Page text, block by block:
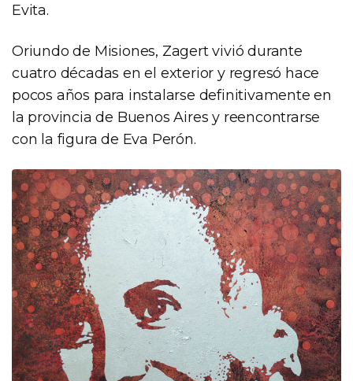
Evita.
Oriundo de Misiones, Zagert vivió durante
cuatro décadas en el exterior y regresó hace
pocos años para instalarse definitivamente en
la provincia de Buenos Aires y reencontrarse
con la figura de Eva Perón.